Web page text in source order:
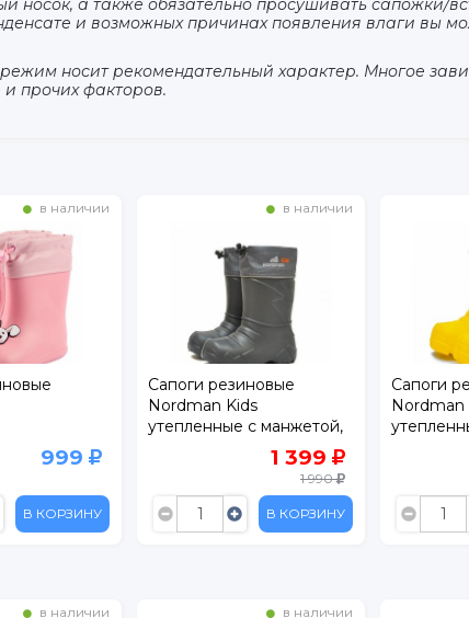
носок, а также обязательно просушивать сапожки/
и возможных причинах появления влаги вы
носит рекомендательный характер. Многое
прочих факторов.
в наличии
999
В КОРЗИНУ
в наличии
Сапоги резиновые
Nordman Kids
утепленные с манжетой,
1 399
1 990
В КОРЗИНУ
Сапоги
Nordman
из
в наличии в наличии